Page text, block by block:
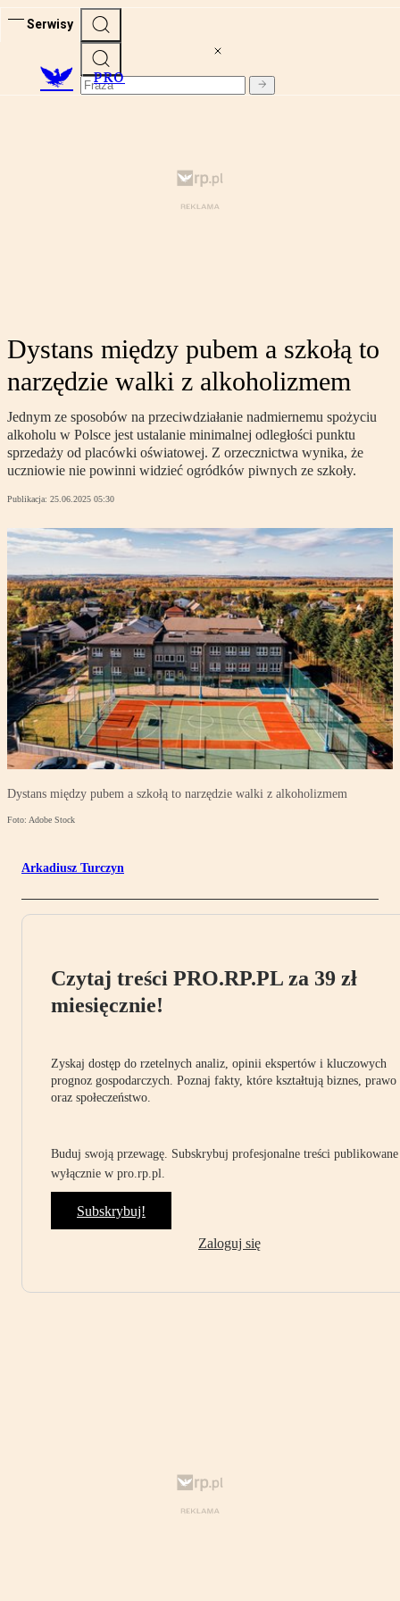
Serwisy
PRO
Dystans między pubem a szkołą to
narzędzie walki z alkoholizmem
Jednym ze sposobów na przeciwdziałanie nadmiernemu spożyciu
alkoholu w Polsce jest ustalanie minimalnej odległości punktu
sprzedaży od placówki oświatowej. Z orzecznictwa wynika, że
uczniowie nie powinni widzieć ogródków piwnych ze szkoły.
Publikacja: 25.06.2025 05:30
Dystans między pubem a szkołą to narzędzie walki z alkoholizmem
Foto: Adobe Stock
Arkadiusz Turczyn
Czytaj treści PRO.RP.PL za 39 zł
miesięcznie!
Zyskaj dostęp do rzetelnych analiz, opinii ekspertów i kluczowych
prognoz gospodarczych. Poznaj fakty, które kształtują biznes, prawo
oraz społeczeństwo.
Buduj swoją przewagę. Subskrybuj profesjonalne treści publikowane
wyłącznie w pro.rp.pl.
Subskrybuj!
Zaloguj się